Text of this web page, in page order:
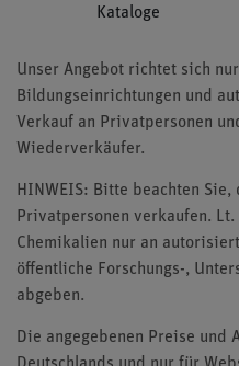
Kataloge
Unser Angebot richtet sich
Bildungseinrichtungen und
Verkauf an Privatpersonen
Wiederverkäufer.
HINWEIS: Bitte beachten
Privatpersonen verkaufen.
Chemikalien nur an
öffentliche Forschungs-,
abgeben.
Die angegebenen Preise und